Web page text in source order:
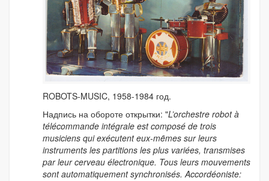
ROBOTS-MUSIC, 1958-1984 год.
Надпись на обороте открытки: "L’orchestre robot à
télécommande intégrale est composé de trois
musiciens qui exécutent eux-mȇmes sur leurs
instruments les partitions les plus variées, transmises
par leur cerveau électronique. Tous leurs mouvements
sont automatiquement synchronisés. Accordéoniste: